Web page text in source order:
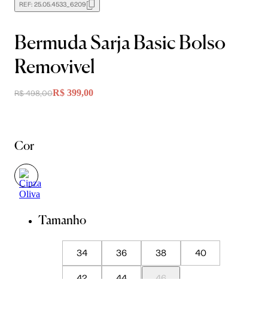
REF: 25.05.4533_6209
Bermuda Sarja Basic Bolso
Removivel
R$ 498,00R$ 399,00
Cor
Tamanho
34 36 38 40
42 44 46